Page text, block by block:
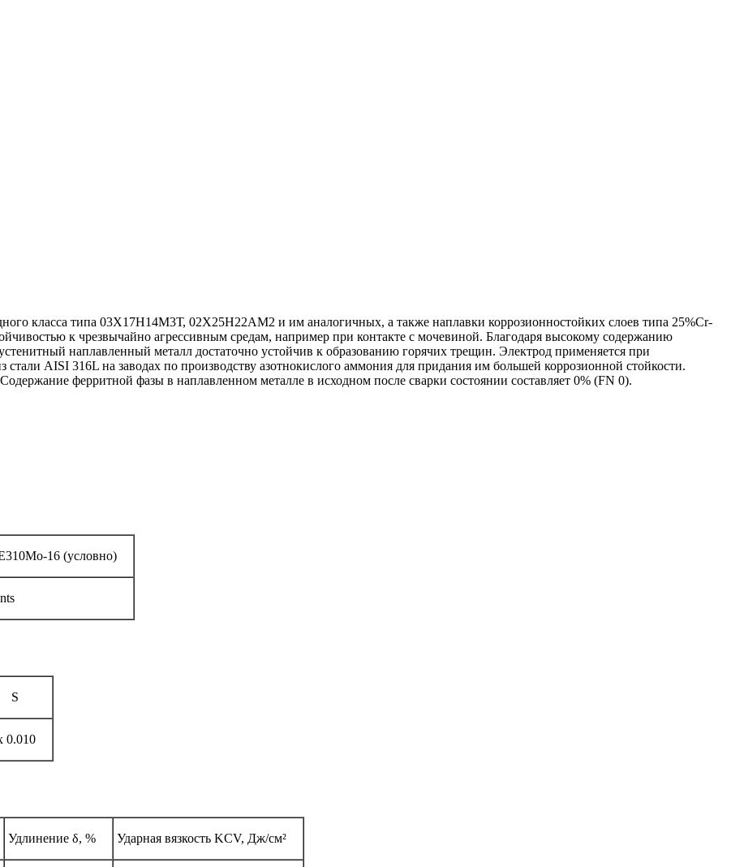
класса типа 03Х17Н14М3Т, 02Х25Н22АМ2 и им аналогичных, а также наплавки коррозионностойких слоев типа 25%Cr-
к чрезвычайно агрессивным средам, например при контакте с мочевиной. Благодаря высокому содержанию
наплавленный металл достаточно устойчив к образованию горячих трещин. Электрод применяется при
AISI 316L на заводах по производству азотнокислого аммония для придания им большей коррозионной стойкости.
ферритной фазы в наплавленном металле в исходном после сварки состоянии составляет 0% (FN 0).
16 (условно)
S
0.010
Удлинение δ, % Ударная вязкость KCV, Дж/см²